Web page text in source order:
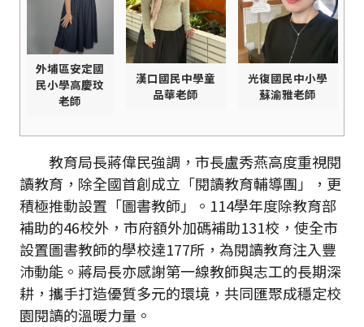
外埔區安定國
民小學高慶玟
老師
漢口國民中學童
品華老師
光復國民中小學
蘇渝雅老師
教育局長蔣偉民強調，市長盧秀燕高度重視閱
讀教育，除全國首創成立「閱讀教育輔導團」，更
積極推動設置「圖書教師」。114學年度除教育部
補助的46校外，市府額外加碼補助131校，使全市
設置圖書教師的學校達177所，為閱讀教育注入豐
沛動能。蔣局長亦感謝第一線教師與志工的長期深
耕，攜手打造優質多元的環境，共同匯聚成穩定校
園閱讀的溫暖力量。